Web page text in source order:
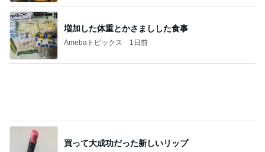
増加した体重とかさましした食事
Amebaトピックス 1日前
買って大成功だった新しいリップ